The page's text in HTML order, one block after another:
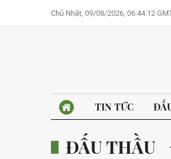
Chủ Nhật, 09/08/2026, 06:44:12
TIN TỨC
ĐẤU THẦU